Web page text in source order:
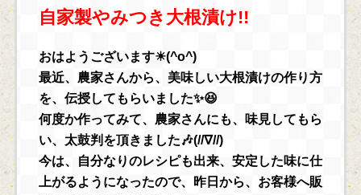
自家製やみつき大根漬け!!
おはようございます☀(^o^)
最近、農家さんから、美味しい大根漬けの作り方
を、伝授してもらいました✨😆
何度か作ってみて、農家さんにも、味見してもら
い、太鼓判を頂きました🎶(//∇//)
今は、自分なりのレシピも出来、安定した味に仕
上がるようになったので、昨日から、お客様へ販